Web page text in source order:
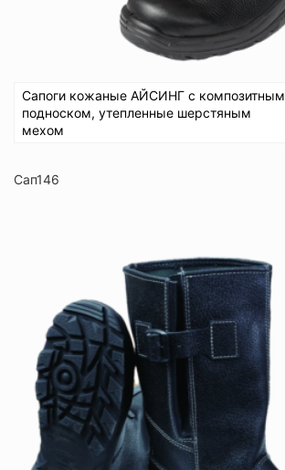
Сапоги кожаные АЙСИНГ с композитным
подноском, утепленные шерстяным
мехом
Сап146